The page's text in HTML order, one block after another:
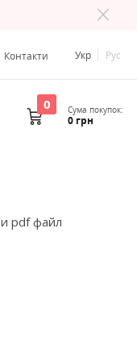
Контакти Укр Рус
0 Сума покупок:
0 грн
pdf файл